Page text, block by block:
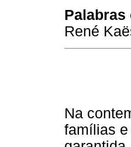
Palabras
René
Na
famílias